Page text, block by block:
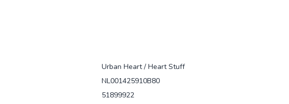
Urban Heart / Heart Stuff
NL001425910B80
51899922